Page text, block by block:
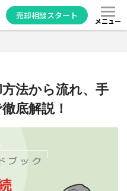
売却相談スタート
メニュー
法から流れ、手
底解説！